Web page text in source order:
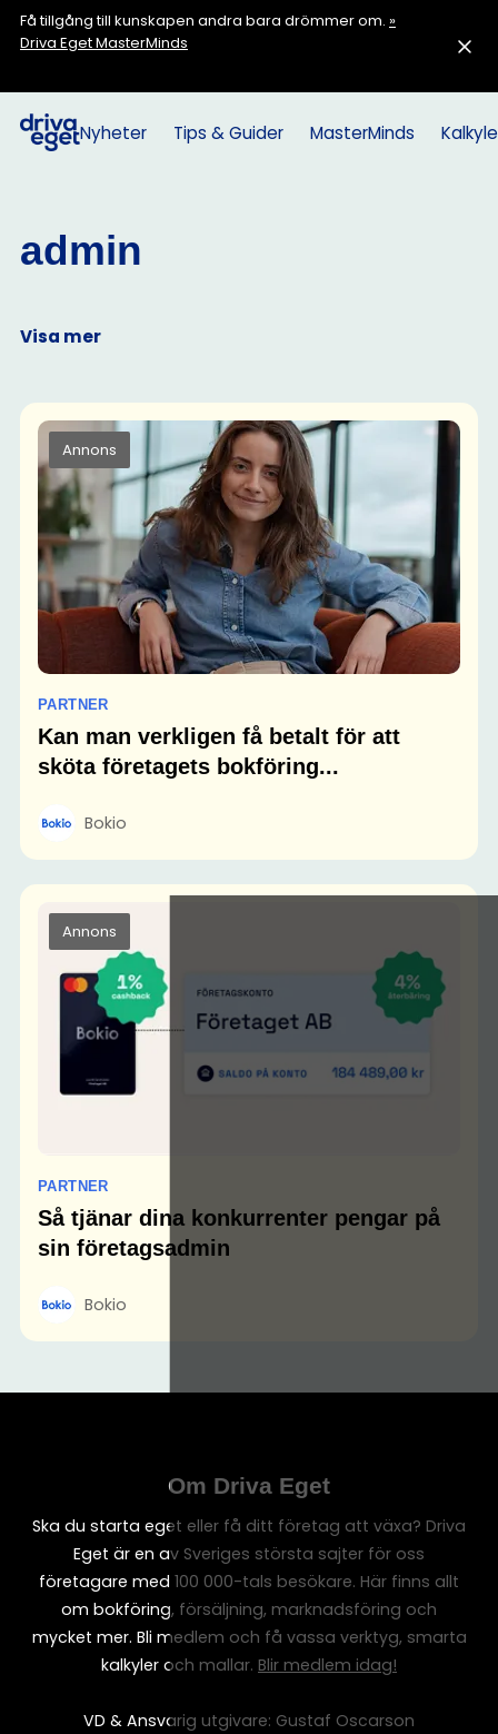
Få tillgång till kunskapen andra bara drömmer om. »
Driva Eget MasterMinds
Nyheter Tips & Guider MasterMinds
admin
Visa mer
Annons
PARTNER
Kan man verkligen få betalt för att
sköta företagets bokföring...
Bokio
Annons
PARTNER
Så tjänar dina konkurrenter pengar på
sin företagsadmin
Bokio
Om Driva Eget
Ska du starta eget eller få ditt företag att växa? Driva
Eget är en av Sveriges största sajter för oss
företagare med 100 000-tals besökare. Här finns allt
om bokföring, försäljning, marknadsföring och
mycket mer. Bli medlem och få vassa verktyg, smarta
kalkyler och mallar. Blir medlem idag!
VD & Ansvarig utgivare: Gustaf Oscarson